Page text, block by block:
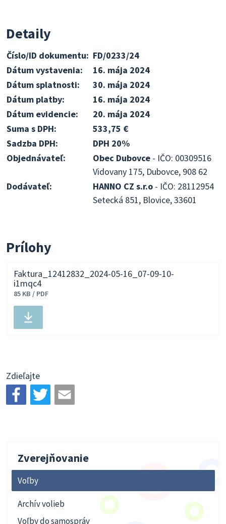
Detaily
Číslo/ID dokumentu: FD/0233/24
Dátum vystavenia:
16. mája 2024
Dátum splatnosti:
30. mája 2024
Dátum platby:
16. mája 2024
Dátum evidencie:
20. mája 2024
Suma s DPH:
533,75 €
Sadzba DPH:
DPH 20%
Objednávateľ:
Obec Dubovce - IČO: 00309516
Vidovany 175, Dubovce, 908 62
Dodávateľ:
HANNO CZ s.r.o - IČO: 28112954
Setecká 851, Blovice, 33601
Prílohy
Stiahnuť
súbor
Faktura_12412832_2024-05-16_07-09-10-
i1mqc4
85 KB / PDF
Zdieľajte
Zverejňovanie
Voľby
Archív volieb
Voľby do samospráv